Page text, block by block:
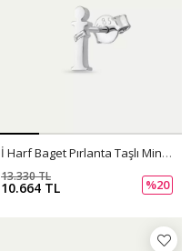
İ Harf Baget Pırlanta Taşlı Mini Tek Küpe
10.664 TL
13.330 TL
%20